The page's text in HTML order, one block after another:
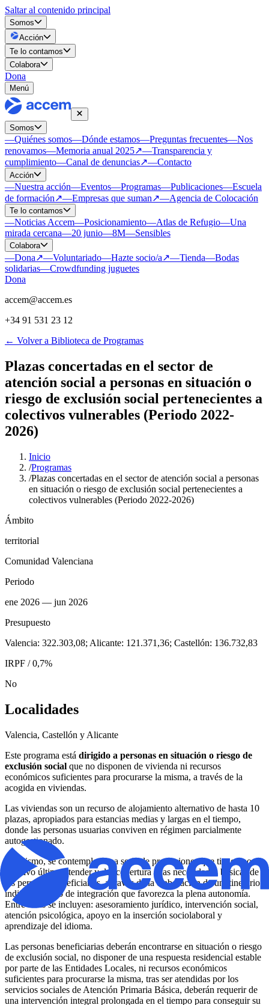
Saltar al contenido principal
Somos
Acción
Te lo contamos
Colabora
Dona
Menú
Somos
—Quiénes somos—Dónde estamos—Preguntas frecuentes—Nos
renovamos—Memoria anual 2025↗—Transparencia y
cumplimiento—Canal de denuncias↗—Contacto
Acción
—Nuestra acción—Eventos—Programas—Publicaciones—Escuela
de formación↗—Empresas que suman↗—Agencia de Colocación
Te lo contamos
—Noticias Accem—Posicionamiento—Atlas de Refugio—Una
mirada cercana—20 junio—8M—Sensibles
Colabora
—Dona↗—Voluntariado—Hazte socio/a↗—Tienda—Bodas
solidarias—Crowdfunding juguetes
Dona
accem@accem.es
+34 91 531 23 12
← Volver a Biblioteca de Programas
Plazas concertadas en el sector de
atención social a personas en situación o
riesgo de exclusión social pertenecientes a
colectivos vulnerables (Periodo 2022-
2026)
Inicio
/Programas
/Plazas concertadas en el sector de atención social a personas
en situación o riesgo de exclusión social pertenecientes a
colectivos vulnerables (Periodo 2022-2026)
Ámbito
territorial
Comunidad Valenciana
Periodo
ene 2026 — jun 2026
Presupuesto
Valencia: 322.303,08; Alicante: 121.371,36; Castellón: 136.732,83
IRPF / 0,7%
No
Localidades
Valencia, Castellón y Alicante
Este programa está dirigido a personas en situación o riesgo de
exclusión social que no disponen de vivienda ni recursos
económicos suficientes para procurarse la misma, a través de la
acogida en viviendas.
Las viviendas son un recurso de alojamiento alternativo de hasta 10
plazas, apropiados para estancias medias y largas en el tiempo,
donde las personas usuarias conviven en régimen parcialmente
autogestionado.
Asimismo, se contemplan una serie de prestaciones que tienen por
objetivo último atender y dar cobertura a las necesidades básicas de
las personas beneficiarias, a través de la elaboración de un itinerario
individualizado de integración que favorezca la plena autonomía.
Entre estas se incluyen: asesoramiento jurídico, intervención social,
atención psicológica, apoyo en la inserción sociolaboral y
aprendizaje del idioma.
Las personas beneficiarias deberán encontrarse en situación o riesgo
de exclusión social, no disponer de una respuesta residencial estable
por parte de las Entidades Locales, ni recursos económicos
suficientes para procurarse la misma, tras ser atendidas por los
servicios sociales de Atención Primaria Básica, deberán requerir de
una intervención integral prolongada en el tiempo para conseguir su